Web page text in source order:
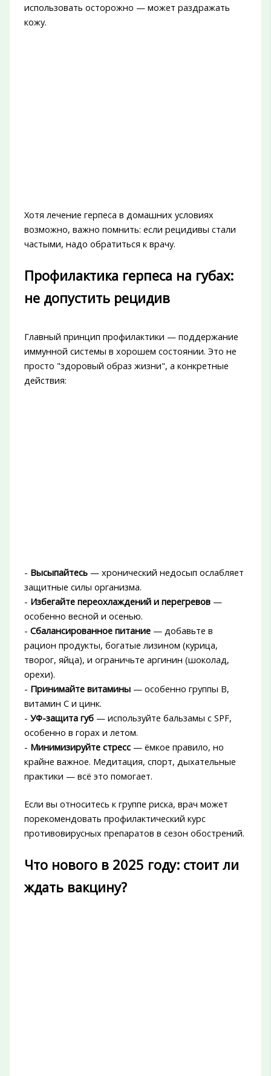
использовать осторожно — может раздражать
кожу.
Хотя лечение герпеса в домашних условиях
возможно, важно помнить: если рецидивы стали
частыми, надо обратиться к врачу.
Профилактика герпеса на губах:
не допустить рецидив
Главный принцип профилактики — поддержание
иммунной системы в хорошем состоянии. Это не
просто "здоровый образ жизни", а конкретные
действия:
- Высыпайтесь— хронический недосып ослабляет
защитные силы организма.
- Избегайте переохлаждений и перегревов—
особенно весной и осенью.
- Сбалансированное питание— добавьте в
рацион продукты, богатые лизином (курица,
творог, яйца), и ограничьте аргинин (шоколад,
орехи).
- Принимайте витамины— особенно группы B,
витамин C и цинк.
- УФ-защита губ— используйте бальзамы с SPF,
особенно в горах и летом.
- Минимизируйте стресс— ёмкое правило, но
крайне важное. Медитация, спорт, дыхательные
практики — всё это помогает.
Если вы относитесь к группе риска, врач может
порекомендовать профилактический курс
противовирусных препаратов в сезон обострений.
Что нового в 2025 году: стоит ли
ждать вакцину?